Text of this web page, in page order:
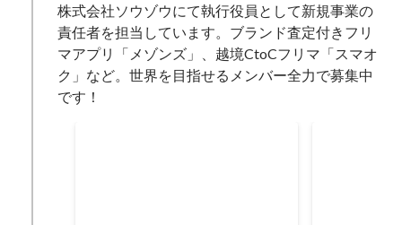
株式会社ソウゾウにて執行役員として新規事業の
責任者を担当しています。ブランド査定付きフリ
マアプリ「メゾンズ」、越境CtoCフリマ「スマオ
ク」など。世界を目指せるメンバー全力で募集中
です！